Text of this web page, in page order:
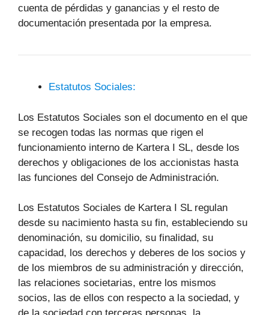
cuenta de pérdidas y ganancias y el resto de
documentación presentada por la empresa.
Estatutos Sociales:
Los Estatutos Sociales son el documento en el que
se recogen todas las normas que rigen el
funcionamiento interno de Kartera I SL, desde los
derechos y obligaciones de los accionistas hasta
las funciones del Consejo de Administración.
Los Estatutos Sociales de Kartera I SL regulan
desde su nacimiento hasta su fin, estableciendo su
denominación, su domicilio, su finalidad, su
capacidad, los derechos y deberes de los socios y
de los miembros de su administración y dirección,
las relaciones societarias, entre los mismos
socios, las de ellos con respecto a la sociedad, y